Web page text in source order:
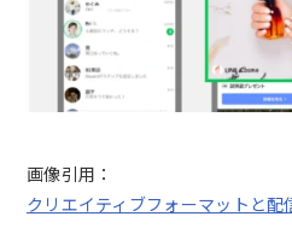
画像引用：
クリエイティブフォーマットと配